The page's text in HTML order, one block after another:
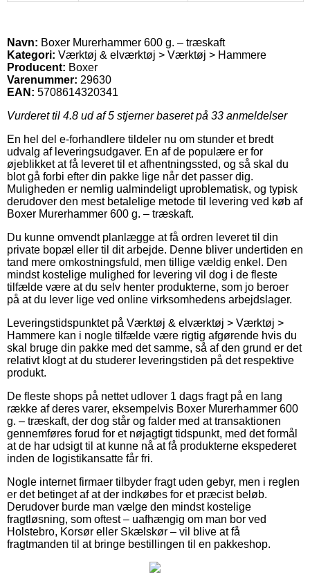
Navn: Boxer Murerhammer 600 g. – træskaft
Kategori: Værktøj & elværktøj > Værktøj > Hammere
Producent: Boxer
Varenummer: 29630
EAN: 5708614320341
Vurderet til 4.8 ud af 5 stjerner baseret på 33 anmeldelser
En hel del e-forhandlere tildeler nu om stunder et bredt
udvalg af leveringsudgaver. En af de populære er for
øjeblikket at få leveret til et afhentningssted, og så skal du
blot gå forbi efter din pakke lige når det passer dig.
Muligheden er nemlig ualmindeligt uproblematisk, og typisk
derudover den mest betalelige metode til levering ved køb af
Boxer Murerhammer 600 g. – træskaft.
Du kunne omvendt planlægge at få ordren leveret til din
private bopæl eller til dit arbejde. Denne bliver undertiden en
tand mere omkostningsfuld, men tillige vældig enkel. Den
mindst kostelige mulighed for levering vil dog i de fleste
tilfælde være at du selv henter produkterne, som jo beroer
på at du lever lige ved online virksomhedens arbejdslager.
Leveringstidspunktet på Værktøj & elværktøj > Værktøj >
Hammere kan i nogle tilfælde være rigtig afgørende hvis du
skal bruge din pakke med det samme, så af den grund er det
relativt klogt at du studerer leveringstiden på det respektive
produkt.
De fleste shops på nettet udlover 1 dags fragt på en lang
række af deres varer, eksempelvis Boxer Murerhammer 600
g. – træskaft, der dog står og falder med at transaktionen
gennemføres forud for et nøjagtigt tidspunkt, med det formål
at de har udsigt til at kunne nå at få produkterne ekspederet
inden de logistikansatte får fri.
Nogle internet firmaer tilbyder fragt uden gebyr, men i reglen
er det betinget af at der indkøbes for et præcist beløb.
Derudover burde man vælge den mindst kostelige
fragtløsning, som oftest – uafhængig om man bor ved
Holstebro, Korsør eller Skælskør – vil blive at få
fragtmanden til at bringe bestillingen til en pakkeshop.